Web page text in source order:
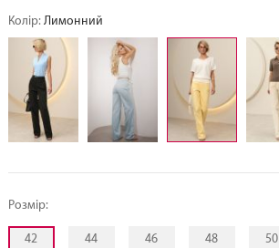
Колір: Лимонний
Розмір:
42 44 46 48 50